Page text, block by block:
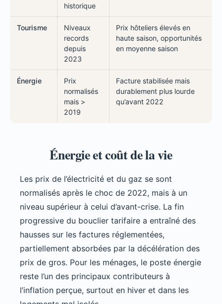
historique
Tourisme
Niveaux
records
depuis
2023
Prix hôteliers élevés en
haute saison, opportunités
en moyenne saison
Énergie
Prix
normalisés
mais >
2019
Facture stabilisée mais
durablement plus lourde
qu’avant 2022
Énergie et coût de la vie
Les prix de l’électricité et du gaz se sont
normalisés après le choc de 2022, mais à un
niveau supérieur à celui d’avant-crise. La fin
progressive du bouclier tarifaire a entraîné des
hausses sur les factures réglementées,
partiellement absorbées par la décélération des
prix de gros. Pour les ménages, le poste énergie
reste l’un des principaux contributeurs à
l’inflation perçue, surtout en hiver et dans les